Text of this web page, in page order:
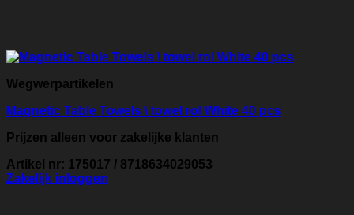
Wegwerpartikelen
Magnetic Table Towels \ towel rol White 40 pcs
Prijzen alleen voor zakelijke klanten
Artikel nr: 175017 / 8718634029053
Zakelijk inloggen